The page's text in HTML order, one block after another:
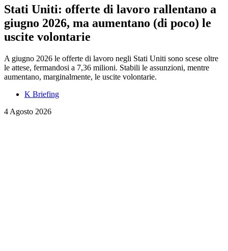
Stati Uniti: offerte di lavoro rallentano a
giugno 2026, ma aumentano (di poco) le
uscite volontarie
A giugno 2026 le offerte di lavoro negli Stati Uniti sono scese oltre
le attese, fermandosi a 7,36 milioni. Stabili le assunzioni, mentre
aumentano, marginalmente, le uscite volontarie.
K Briefing
4 Agosto 2026